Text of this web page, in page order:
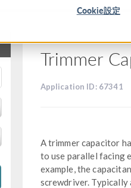
Cookie設定
Trimmer
Application ID: 67341
A trimmer capacitor
to use parallel facing
example, the
screwdriver. Typically